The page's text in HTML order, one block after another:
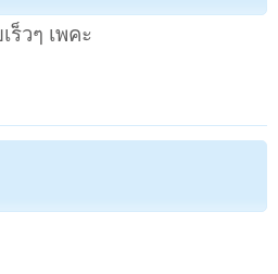
ร็วๆ เพคะ